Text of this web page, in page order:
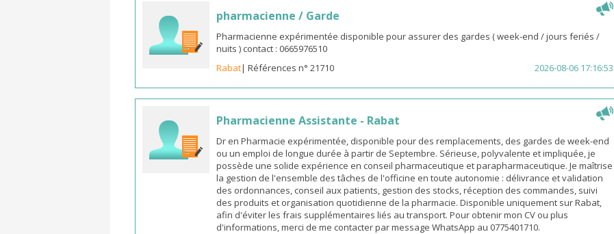
pharmacienne / Garde
Pharmacienne expérimentée disponible pour assurer des gardes ( week-end / jours feriés /
nuits ) contact : 0665976510
Rabat| Références n° 21710 2026-08-06 17:16:53
Pharmacienne Assistante - Rabat
Dr en Pharmacie expérimentée, disponible pour des remplacements, des gardes de week-end
ou un emploi de longue durée à partir de Septembre. Sérieuse, polyvalente et impliquée, je
possède une solide expérience en conseil pharmaceutique et parapharmaceutique. Je maîtrise
la gestion de l'ensemble des tâches de l'officine en toute autonomie : délivrance et validation
des ordonnances, conseil aux patients, gestion des stocks, réception des commandes, suivi
des produits et organisation quotidienne de la pharmacie. Disponible uniquement sur Rabat,
afin d'éviter les frais supplémentaires liés au transport. Pour obtenir mon CV ou plus
d'informations, merci de me contacter par message WhatsApp au 0775401710.